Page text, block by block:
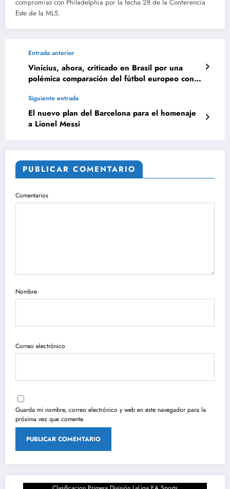
compromiso con Philadelphia por la fecha 28 de la Conferencia
Este de la MLS.
Entrada anterior
Vinícius, ahora, criticado en Brasil por una
polémica comparación del fútbol europeo con
Siguiente entrada
El nuevo plan del Barcelona para el homenaje
a Lionel Messi
PUBLICAR COMENTARIO
Comentarios
Nombre
Correo electrónico
Guarda mi nombre, correo electrónico y web en este navegador para la
próxima vez que comente.